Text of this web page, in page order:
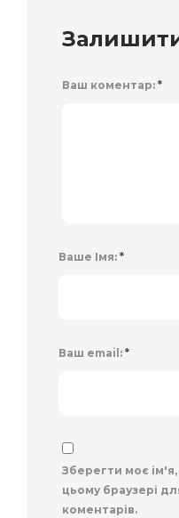
Ваш коментар: *
Ваше Імя: *
Ваш email: *
Зберегти моє
цьому браузері
коментарів.